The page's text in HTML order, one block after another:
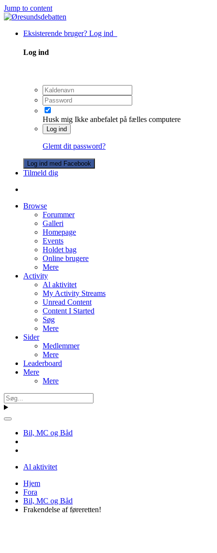
Jump to content
Eksisterende bruger? Log ind
Log ind
Husk mig Ikke anbefalet på fælles computere
Log ind
Glemt dit password?
Log ind med Facebook
Tilmeld dig
Browse
Forummer
Galleri
Homepage
Events
Holdet bag
Online brugere
Mere
Activity
Al aktivitet
My Activity Streams
Unread Content
Content I Started
Søg
Mere
Sider
Medlemmer
Mere
Leaderboard
Mere
Mere
Bil, MC og Båd
Al aktivitet
Hjem
Fora
Bil, MC og Båd
Frakendelse af føreretten!